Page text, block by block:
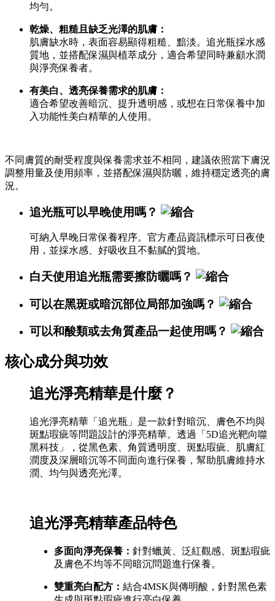
均勻。
乾燥、粗糙且缺乏光澤的肌膚：
肌膚缺水時，表面容易顯得粗糙、黯淡。追光瓶採水感
質地，並搭配保濕與植萃成分，適合希望同時兼顧水潤
與淨亮保養者。
有美白、透亮保養需求的肌膚：
適合希望改善暗沉、提升透明感，或想在日常保養中加
入功能性美白精華的人使用。
不同膚質的耐受程度與保養需求並不相同，建議依照當下膚況
調整用量及使用頻率，並搭配保濕與防曬，維持穩定透亮的膚
況。
追光瓶可以早晚使用嗎？
可納入早晚日常保養程序。官方產品資訊標示可日夜使
用，並採水感、好吸收且不黏膩的質地。
白天使用追光瓶需要擦防曬嗎？
可以在黑斑或暗沉部位局部加強嗎？
可以和酸類或去角質產品一起使用嗎？
核心成分與功效
追光淨亮精華是什麼？
追光淨亮精華「追光瓶」是一款針對暗沉、膚色不均與
斑點瑕疵等問題設計的淨亮精華。透過「5D追光靶向噬
黑科技」，從黑色素、角質透明度、斑點瑕疵、肌膚紅
潤度及深層暗沉等不同面向進行保養，幫助肌膚維持水
潤、均勻與透亮光澤。
追光淨亮精華產品特色
多面向淨亮保養： 針對蠟黃、泛紅觀感、斑點瑕疵
及膚色不均等不同暗沉問題進行保養。
雙重亮白配方： 結合4MSK與傳明酸，針對黑色素